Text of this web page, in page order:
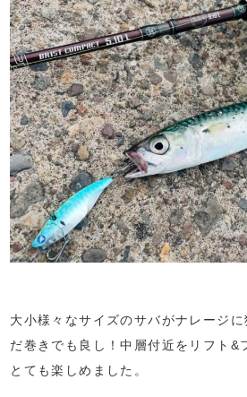
大小様々なサイズのサバがナレージ
だ巻きでも良し！中層付近をリフト&
とても楽しめました。